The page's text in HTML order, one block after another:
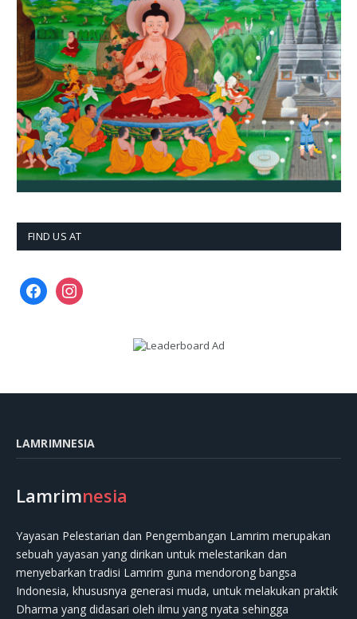
FIND US AT
facebookinstagram
LAMRIMNESIA
Lamrimnesia
Yayasan Pelestarian dan Pengembangan Lamrim merupakan
sebuah yayasan yang dirikan untuk melestarikan dan
menyebarkan tradisi Lamrim guna mendorong bangsa
Indonesia, khususnya generasi muda, untuk melakukan praktik
Dharma yang didasari oleh ilmu yang nyata sehingga